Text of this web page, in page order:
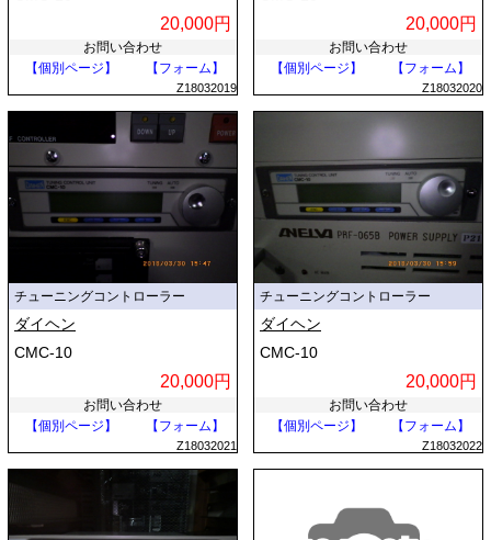
20,000円
お問い合わせ
【個別ページ】
【フォーム】
Z18032019
20,000円
お問い合わせ
【個別ページ】
【フォーム】
Z18032020
チューニングコントローラー
ダイヘン
CMC-10
20,000円
お問い合わせ
【個別ページ】
【フォーム】
Z18032021
チューニングコントローラー
ダイヘン
CMC-10
20,000円
お問い合わせ
【個別ページ】
【フォーム】
Z18032022